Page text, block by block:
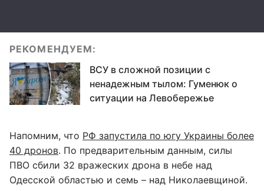
РЕКОМЕНДУЕМ:
ВСУ в сложной позиции с
ненадежным тылом: Гуменюк о
ситуации на Левобережье
Напомним, что РФ запустила по югу Украины более
40 дронов. По предварительным данным, силы
ПВО сбили 32 вражеских дрона в небе над
Одесской областью и семь – над Николаевщиной.